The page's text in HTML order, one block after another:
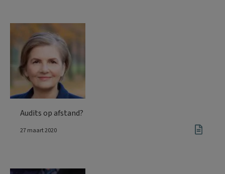
Audits op afstand?
27 maart 2020